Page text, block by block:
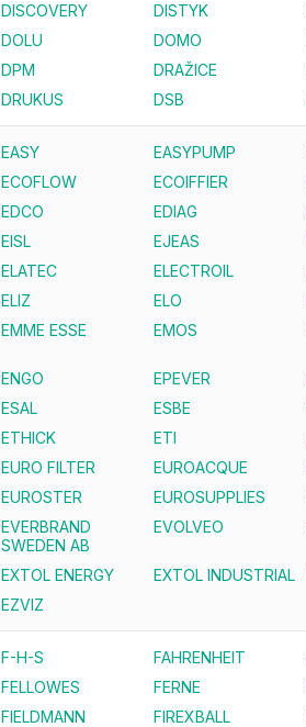
DISCOVERY
DISTYK
DOLU
DOMO
DPM
DRAŽICE
DRUKUS
DSB
EASY EASYPUMP
ECOFLOW
ECOIFFIER
EDCO
EDIAG
EISL
EJEAS
ELATEC
ELECTROIL
ELIZ
ELO
EMME ESSE
EMOS
ENGO
EPEVER
ESAL
ESBE
ETHICK
ETI
EURO FILTER
EUROACQUE
EUROSTER
EUROSUPPLIES
EVERBRAND
SWEDEN AB
EVOLVEO
EXTOL ENERGY EXTOL INDUSTRIAL
EZVIZ
F-H-S FAHRENHEIT
FELLOWES
FERNE
FIELDMANN
FIREXBALL